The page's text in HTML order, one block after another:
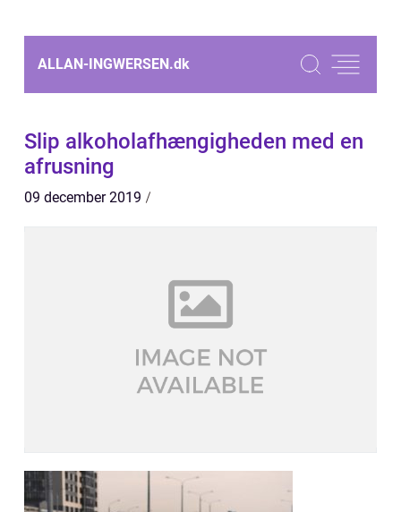
ALLAN-INGWERSEN.dk
Slip alkoholafhængigheden med en
afrusning
09 december 2019